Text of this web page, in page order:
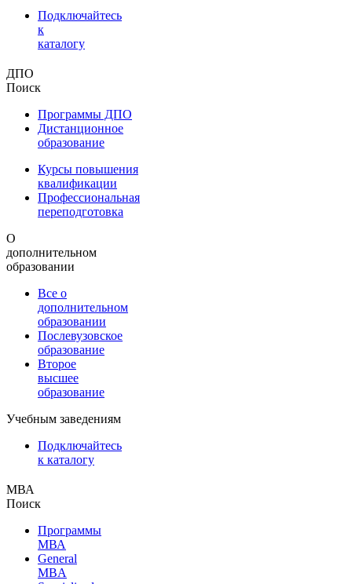
Подключайтесь
к
каталогу
ДПО
Поиск
Программы ДПО
Дистанционное
образование
Курсы повышения
квалификации
Профессиональная
переподготовка
О
дополнительном
образовании
Все о
дополнительном
образовании
Послевузовское
образование
Второе
высшее
образование
Учебным заведениям
Подключайтесь
к каталогу
МВА
Поиск
Программы
МВА
General
MBA